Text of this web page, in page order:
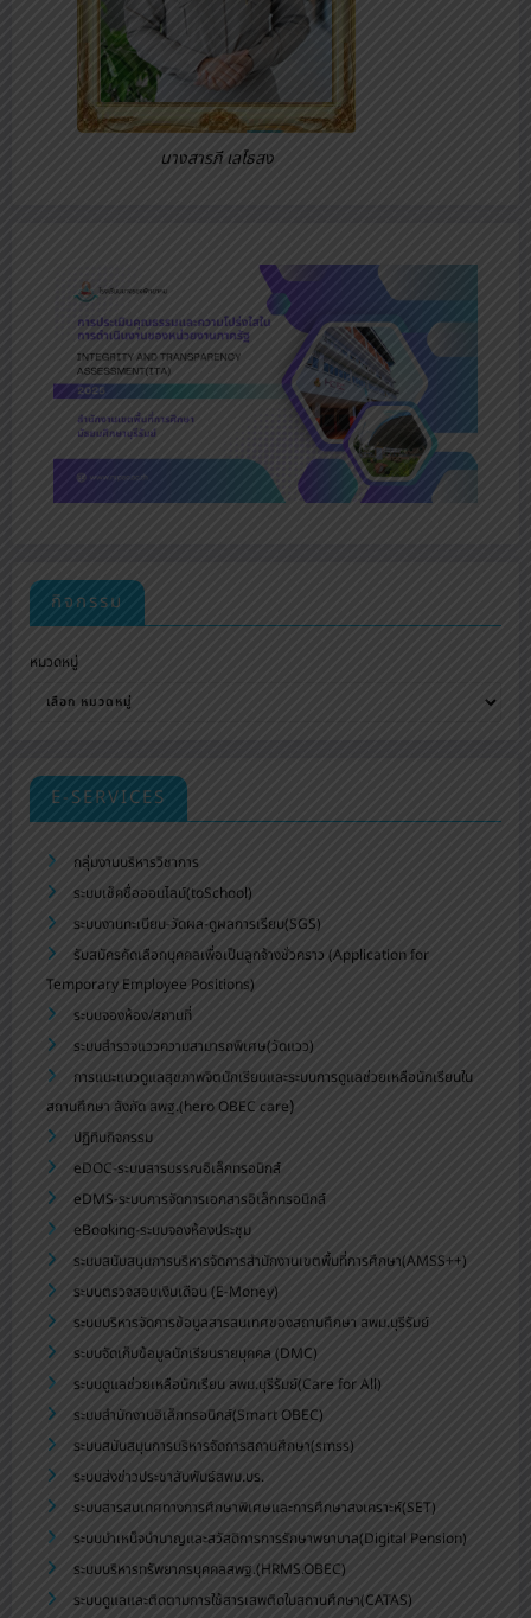
นางสารภี เลไธสง
กิจกรรม
หมวดหมู่
E-SERVICES
กลุ่มงานบริหารวิชาการ
ระบบเช็คชื่อออนไลน์(toSchool)
ระบบงานทะเบียน-วัดผล-ดูผลการเรียน(SGS)
รับสมัครคัดเลือกบุคคลเพื่อเป็นลูกจ้างชั่วคราว (Application for
Temporary Employee Positions)
ระบบจองห้อง/สถานที่
ระบบสำรวจแววความสามารถพิเศษ(วัดแวว)
การแนะแนวดูแลสุขภาพจิตนักเรียนและระบบการดูแลช่วยเหลือนักเรียนใน
สถานศึกษา สังกัด สพฐ.(hero OBEC care)
ปฏิทินกิจกรรม
eDOC-ระบบสารบรรณอิเล็กทรอนิกส์
eDMS-ระบบการจัดการเอกสารอิเล็กทรอนิกส์
eBooking-ระบบจองห้องประชุม
ระบบสนับสนุนการบริหารจัดการสำนักงานเขตพื้นที่การศึกษา(AMSS++)
ระบบตรวจสอบเงินเดือน (E-Money)
ระบบบริหารจัดการข้อมูลสารสนเทศของสถานศึกษา สพม.บุรีรัมย์
ระบบจัดเก็บข้อมูลนักเรียนรายบุคคล (DMC)
ระบบดูแลช่วยเหลือนักเรียน สพม.บุรีรัมย์(Care for All)
ระบบสำนักงานอิเล็กทรอนิกส์(Smart OBEC)
ระบบสนับสนุนการบริหารจัดการสถานศึกษา(smss)
ระบบส่งข่าวประชาสัมพันธ์สพม.บร.
ระบบสารสนเทศทางการศึกษาพิเศษและการศึกษาสงเคราะห์(SET)
ระบบบำเหน็จบำนาญและสวัสดิการการรักษาพยาบาล(Digital Pension)
ระบบบริหารทรัพยากรบุคคลสพฐ.(HRMS.OBEC)
ระบบดูแลและติดตามการใช้สารเสพติดในสถานศึกษา(CATAS)